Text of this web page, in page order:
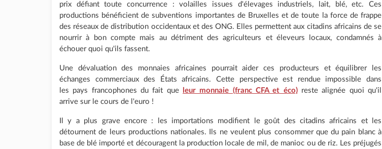
prix défiant toute concurrence : volailles issues d'élevages industriels, lait, blé, etc. Ces
productions bénéficient de subventions importantes de Bruxelles et de toute la force de frappe
des réseaux de distribution occidentaux et des ONG. Elles permettent aux citadins africains de se
nourrir à bon compte mais au détriment des agriculteurs et éleveurs locaux, condamnés à
échouer quoi qu'ils fassent.
Une dévaluation des monnaies africaines pourrait aider ces producteurs et équilibrer les
échanges commerciaux des États africains. Cette perspective est rendue impossible dans
les pays francophones du fait que
leur monnaie (franc CFA et éco)reste alignée quoi qu'il
arrive sur le cours de l'euro !
Il y a plus grave encore : les importations modifient le goût des citadins africains et les
détournent de leurs productions nationales. Ils ne veulent plus consommer que du pain blanc à
base de blé importé et découragent la production locale de mil, de manioc ou de riz. Les préjugés